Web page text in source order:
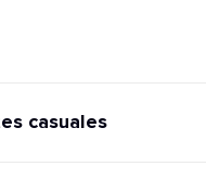
casuales